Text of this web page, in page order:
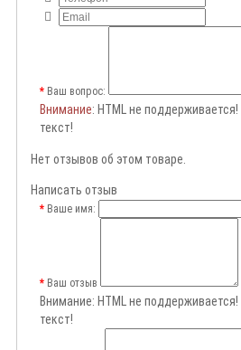
Ваш вопрос:
Внимание: HTML не
текст!
Нет отзывов об этом товаре.
Написать отзыв
Ваше имя:
Ваш отзыв
Внимание: HTML не
текст!